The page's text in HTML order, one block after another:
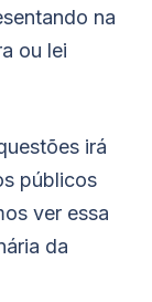
na
ou lei
irá
públicos
ver essa
da